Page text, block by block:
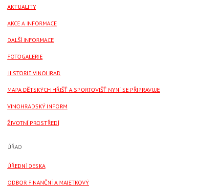
AKTUALITY
AKCE A INFORMACE
DALŠÍ INFORMACE
FOTOGALERIE
HISTORIE VINOHRAD
MAPA DĚTSKÝCH HŘIŠŤ A SPORTOVIŠŤ NYNÍ SE PŘIPRAVUJE
VINOHRADSKÝ INFORM
ŽIVOTNÍ PROSTŘEDÍ
ÚŘAD
ÚŘEDNÍ DESKA
ODBOR FINANČNÍ A MAJETKOVÝ